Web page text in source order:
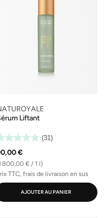
Liftant
(31)
€
800,00 € / 1 l)
TTC, frais de livraison en sus
AJOUTER AU PANIER